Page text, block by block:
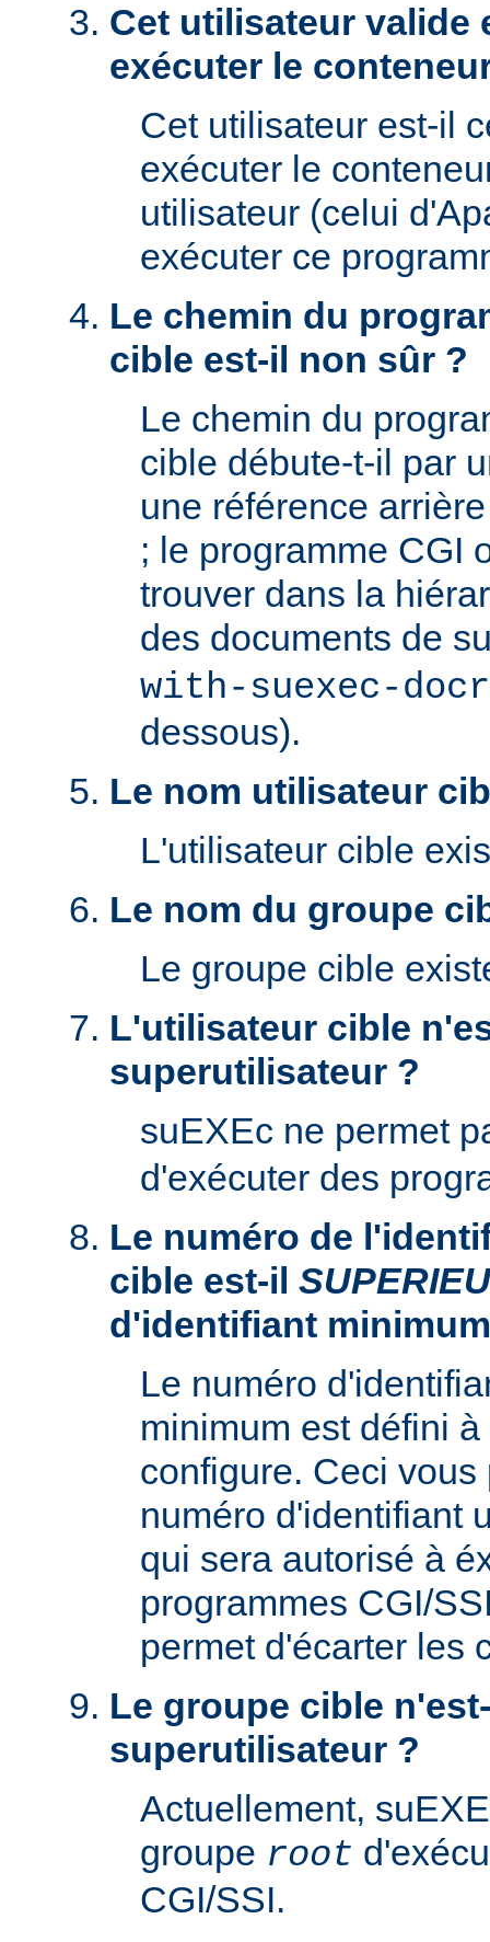
Cet utilisateur valide
exécuter le
Cet utilisateur est-il
exécuter le
utilisateur (celui
exécuter ce
Le chemin du
cible est-il non sûr ?
Le chemin du
cible débute-t-il par
une référence
; le programme CGI
trouver dans la
des documents de
with-suexec-
dessous).
Le nom utilisateur
L'utilisateur cible
Le nom du groupe
Le groupe cible
L'utilisateur cible
superutilisateur ?
suEXEc ne permet
d'exécuter des
Le numéro de
cible est-il
d'identifiant
Le numéro
minimum est défini
configure. Ceci
numéro d'identifiant
qui sera autorisé à
programmes CGI/
permet d'écarter les
Le groupe cible
superutilisateur ?
Actuellement,
groupe root
CGI/SSI.